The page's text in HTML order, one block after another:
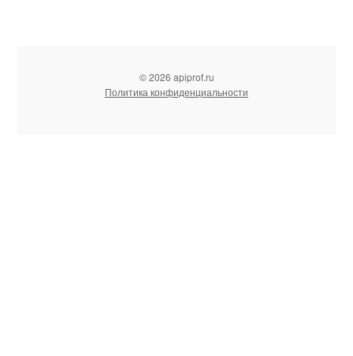
© 2026 apiprof.ru
Политика конфиденциальности